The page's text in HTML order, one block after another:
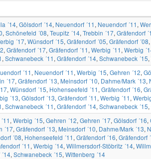
´14, Gölsdorf ´14, Neuendorf ´11 , Neuendorf ´11 ,
, Schönefeld ´08, Teupitz ´14, Trebbin ´17, Gräfendorf
´17, Wünsdorf ´15, Gräfendorf ´05, Gräfendorf ´08,
, Gräfendorf ´17, Gräfendorf ´11 , Werbig ´11 , Werbig
, Schwanebeck ´11 , Gräfendorf ´14, Schwanebeck ´15,
´11 , Neuendorf ´11 , Werbig ´15, Gehren ´12,
´17, Gräfendorf ´13, Meinsdorf ´10, Dahme/Mark ´13,
, Wünsdorf ´15, Hohenseefeld ´11 , Gräfendorf ´16,
´13, Gölsdorf ´13, Gräfendorf ´11 , Werbig ´11 ,
, Schwanebeck ´11 , Gräfendorf ´14, Schwanebeck ´15,
, Werbig ´15, Gehren ´12, Gehren ´17, Gölsdorf ´16,
´17, Gräfendorf ´13, Meinsdorf ´10, Dahme/Mark ´13,
´08, Hohenseefeld ´11 , Gräfendorf ´16, Gräfendorf
´11 , Werbig ´14, Willmersdorf-Stöbritz ´14,
, Schwanebeck ´15, Wittenberg ´14